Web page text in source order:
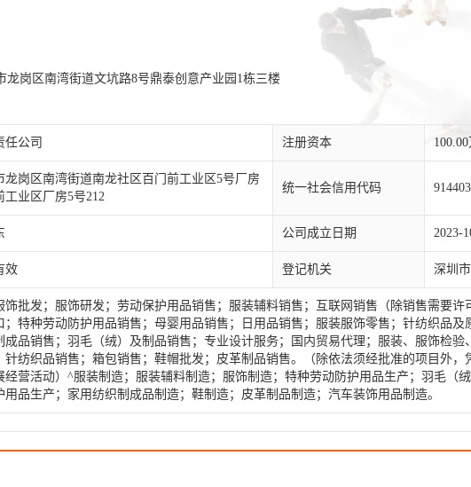
龙岗区南湾街道文坑路8号鼎泰创意产业园1栋三楼
任公司 注册资本
龙岗区南湾街道南龙社区百门前工业区5号厂房
工业区厂房5号212
统一社会信用代码
公司成立日期 2023-
效 登记机关 深圳
饰批发；服饰研发；劳动保护用品销售；服装辅料销售；互联网销售（除销售需要许
；特种劳动防护用品销售；母婴用品销售；日用品销售；服装服饰零售；针纺织品及
成品销售；羽毛（绒）及制品销售；专业设计服务；国内贸易代理；服装、服饰检验
针纺织品销售；箱包销售；鞋帽批发；皮革制品销售。（除依法须经批准的项目外，
经营活动）^服装制造；服装辅料制造；服饰制造；特种劳动防护用品生产；羽毛（
用品生产；家用纺织制成品制造；鞋制造；皮革制品制造；汽车装饰用品制造。